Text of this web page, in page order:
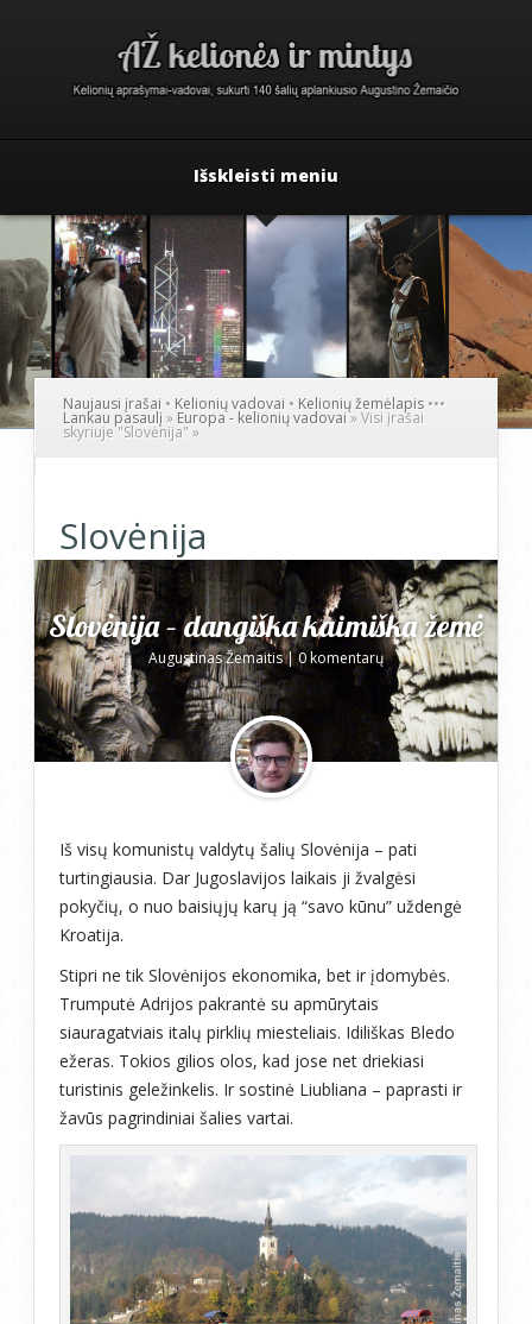
Išskleisti meniu
Naujausi įrašai • Kelionių vadovai • Kelionių žemėlapis •••
Lankau pasaulį » Europa - kelionių vadovai »Visi įrašai
skyriuje "Slovėnija" »
Slovėnija
Slovėnija – dangiška kaimiška žemė
Augustinas Žemaitis|0 komentarų
Iš visų komunistų valdytų šalių Slovėnija – pati
turtingiausia. Dar Jugoslavijos laikais ji žvalgėsi
pokyčių, o nuo baisiųjų karų ją “savo kūnu” uždengė
Kroatija.
Stipri ne tik Slovėnijos ekonomika, bet ir įdomybės.
Trumputė Adrijos pakrantė su apmūrytais
siauragatviais italų pirklių miesteliais. Idiliškas Bledo
ežeras. Tokios gilios olos, kad jose net driekiasi
turistinis geležinkelis. Ir sostinė Liubliana – paprasti ir
žavūs pagrindiniai šalies vartai.